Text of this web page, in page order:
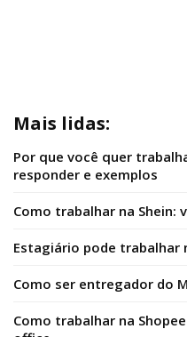
Mais lidas:
Por que você quer
responder e exemplos
Como trabalhar na Shein:
Estagiário pode trabalhar
Como ser entregador do
Como trabalhar na